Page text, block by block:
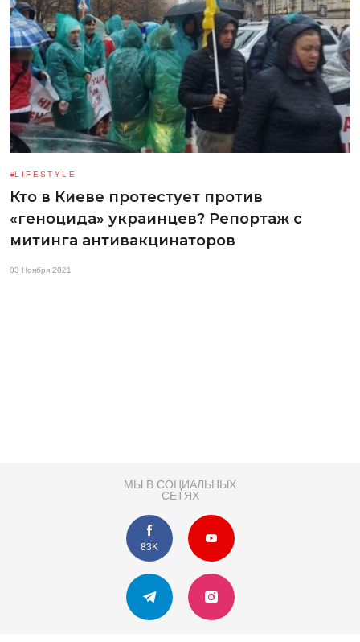
LIFESTYLE
Кто в Киеве протестует против
«геноцида» украинцев? Репортаж с
митинга антивакцинаторов
03 Ноября 2021
МЫ В СОЦИАЛЬНЫХ
СЕТЯХ
83K